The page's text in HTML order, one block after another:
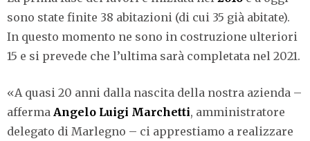
sono state finite 38 abitazioni (di cui 35 già abitate).
In questo momento ne sono in costruzione ulteriori
15 e si prevede che l’ultima sarà completata nel 2021.
«A quasi 20 anni dalla nascita della nostra azienda –
afferma Angelo Luigi Marchetti, amministratore
delegato di Marlegno – ci apprestiamo a realizzare